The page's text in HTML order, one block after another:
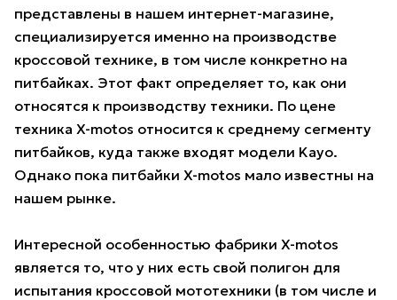
представлены в нашем интернет-магазине,
специализируется именно на производстве
кроссовой технике, в том числе конкретно на
питбайках. Этот факт определяет то, как они
относятся к производству техники. По цене
техника X-motos относится к среднему сегменту
питбайков, куда также входят модели Kayo.
Однако пока питбайки X-motos мало известны на
нашем рынке.
Интересной особенностью фабрики X-motos
является то, что у них есть свой полигон для
испытания кроссовой мототехники (в том числе и